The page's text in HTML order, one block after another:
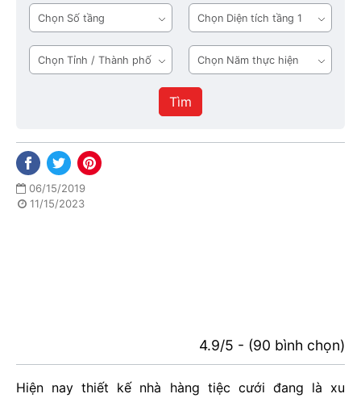
mặt
tiền
ngủ
Số
tầng
Diện
tích
tầng
1
Tỉnh
/
Năm
thực
hiện
Tìm
06/15/2019
11/15/2023
4.9/5 - (90 bình chọn)
Hiện nay thiết kế nhà hàng tiệc cưới đang là xu